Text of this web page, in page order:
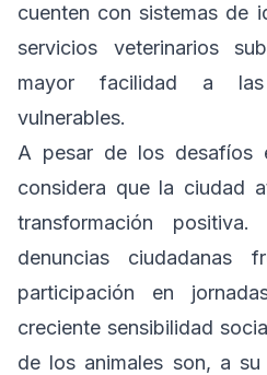
cuenten con sistemas de
servicios veterinarios
mayor facilidad a las
vulnerables.
A pesar de los desafíos
considera que la ciudad
transformación
denuncias ciudadanas
participación en
creciente sensibilidad
de los animales son, a